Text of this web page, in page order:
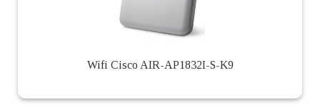
Wifi Cisco AIR-AP1832I-S-K9